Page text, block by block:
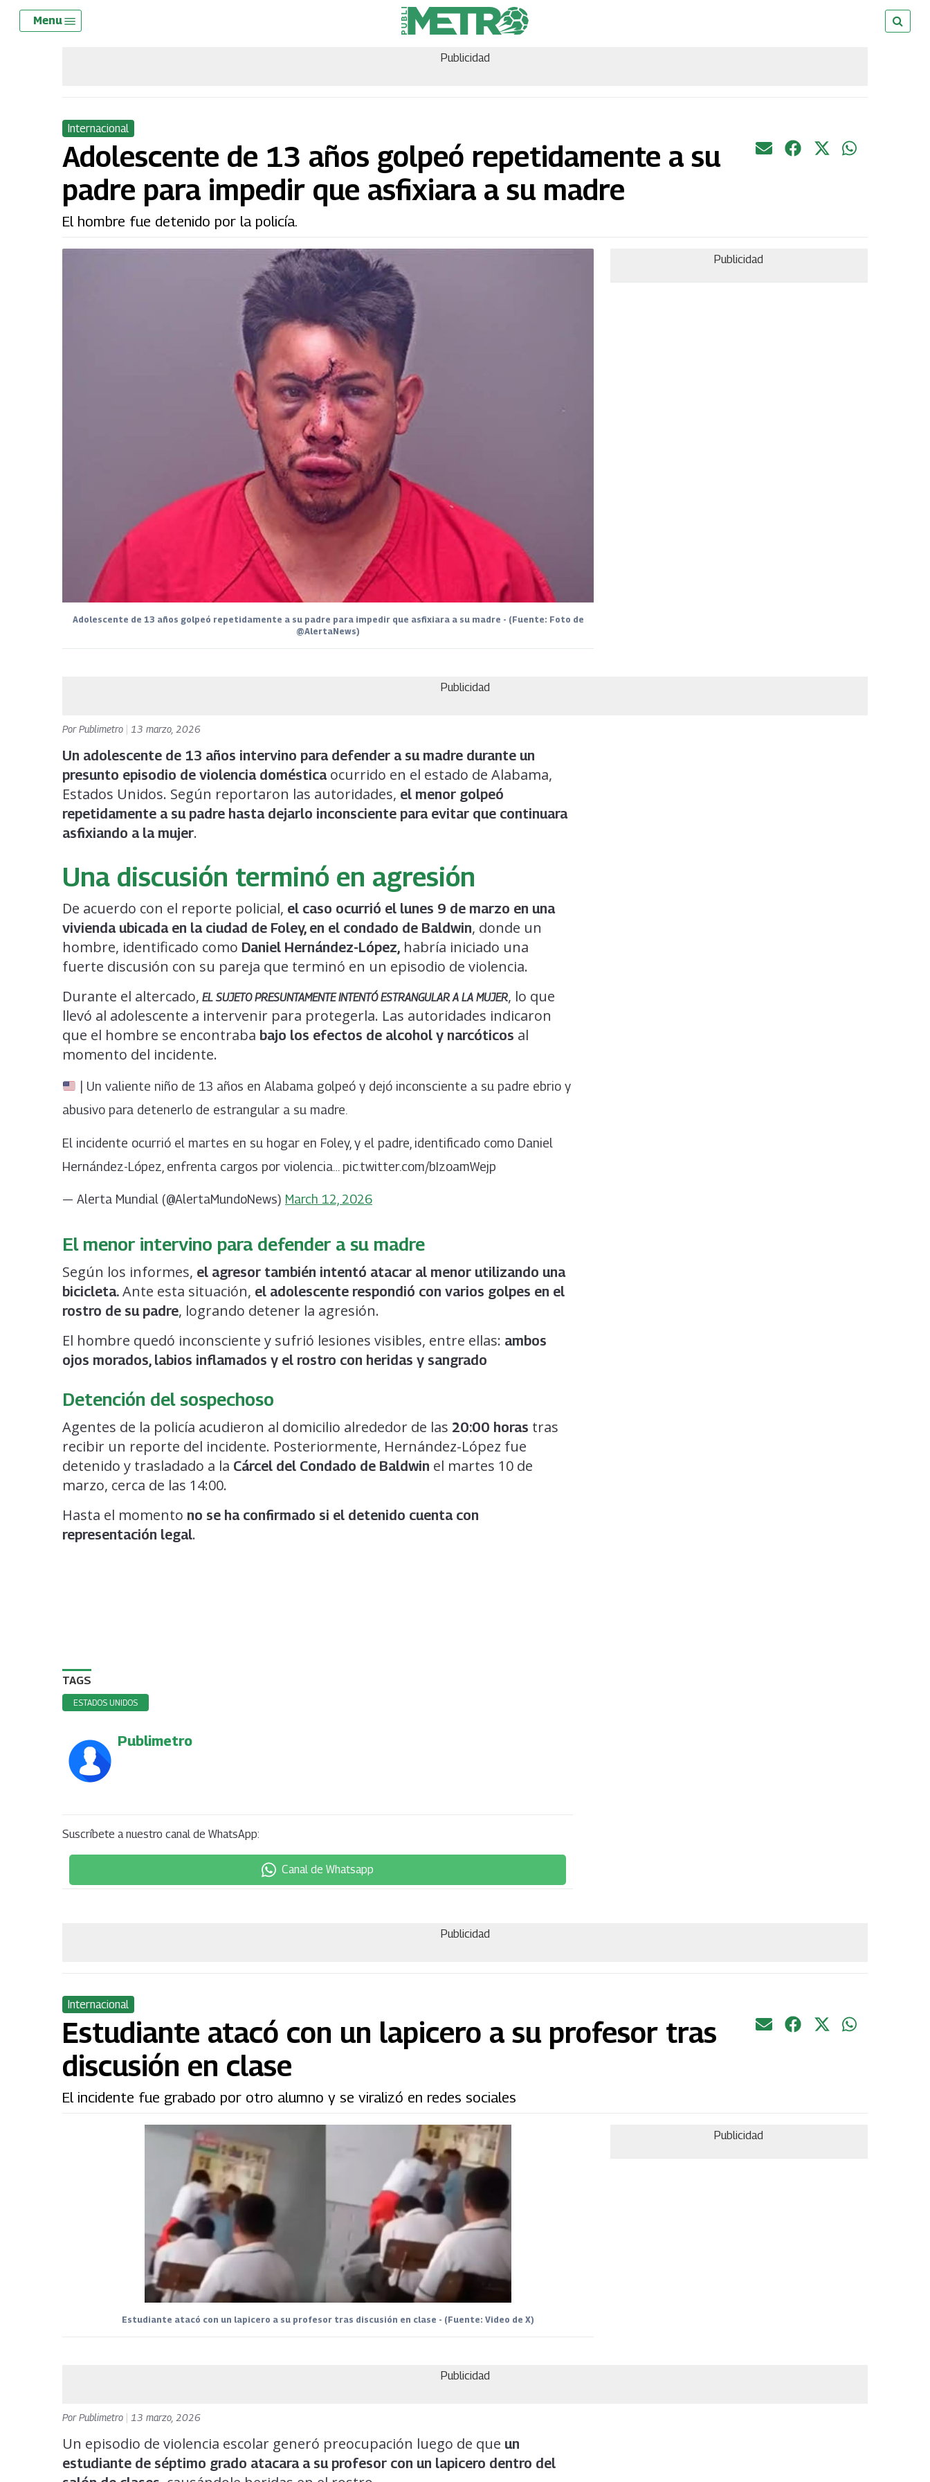
Skip
Menu
Publicidad
Internacional
Adolescente de 13 años golpeó repetidamente a su
padre para impedir que asfixiara a su madre
El hombre fue detenido por la policía.
Adolescente de 13 años golpeó repetidamente a su padre para impedir que asfixiara a su madre - (Fuente: Foto de
@AlertaNews)
Publicidad
Publicidad
PorPublimetro 13 marzo, 2026
Un adolescente de 13 años intervino para defender a su madre durante un
presunto episodio de violencia doméstica ocurrido en el estado de Alabama,
Estados Unidos. Según reportaron las autoridades, el menor golpeó
repetidamente a su padre hasta dejarlo inconsciente para evitar que continuara
asfixiando a la mujer.
Una discusión terminó en agresión
De acuerdo con el reporte policial, el caso ocurrió el lunes 9 de marzo en una
vivienda ubicada en la ciudad de Foley, en el condado de Baldwin, donde un
hombre, identificado como Daniel Hernández-López, habría iniciado una
fuerte discusión con su pareja que terminó en un episodio de violencia.
Durante el altercado, EL SUJETO PRESUNTAMENTE INTENTÓ ESTRANGULAR A LA MUJER, lo que
llevó al adolescente a intervenir para protegerla. Las autoridades indicaron
que el hombre se encontraba bajo los efectos de alcohol y narcóticos al
momento del incidente.
| Un valiente niño de 13 años en Alabama golpeó y dejó inconsciente a su padre ebrio y
abusivo para detenerlo de estrangular a su madre.
El incidente ocurrió el martes en su hogar en Foley, y el padre, identificado como Daniel
Hernández-López, enfrenta cargos por violencia… pic.twitter.com/bIzoamWejp
— Alerta Mundial (@AlertaMundoNews) March 12, 2026
El menor intervino para defender a su madre
Según los informes, el agresor también intentó atacar al menor utilizando una
bicicleta. Ante esta situación, el adolescente respondió con varios golpes en el
rostro de su padre, logrando detener la agresión.
El hombre quedó inconsciente y sufrió lesiones visibles, entre ellas: ambos
ojos morados, labios inflamados y el rostro con heridas y sangrado
Detención del sospechoso
Agentes de la policía acudieron al domicilio alrededor de las 20:00 horas tras
recibir un reporte del incidente. Posteriormente, Hernández-López fue
detenido y trasladado a la Cárcel del Condado de Baldwin el martes 10 de
marzo, cerca de las 14:00.
Hasta el momento no se ha confirmado si el detenido cuenta con
representación legal.
TAGS
ESTADOS UNIDOS
Publimetro
Suscríbete a nuestro canal de WhatsApp:
Canal de Whatsapp
Publicidad
Internacional
Estudiante atacó con un lapicero a su profesor tras
discusión en clase
El incidente fue grabado por otro alumno y se viralizó en redes sociales
Estudiante atacó con un lapicero a su profesor tras discusión en clase - (Fuente: Video de X)
Publicidad
Publicidad
PorPublimetro 13 marzo, 2026
Un episodio de violencia escolar generó preocupación luego de que un
estudiante de séptimo grado atacara a su profesor con un lapicero dentro del
Menu